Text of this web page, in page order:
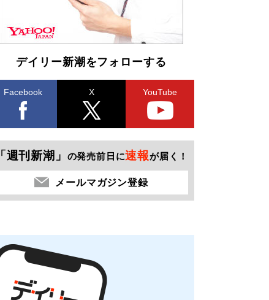
デイリー新潮をフォローする
Facebook X YouTube
「週刊新潮」 の発売前日に速報が届く！
メールマガジン登録